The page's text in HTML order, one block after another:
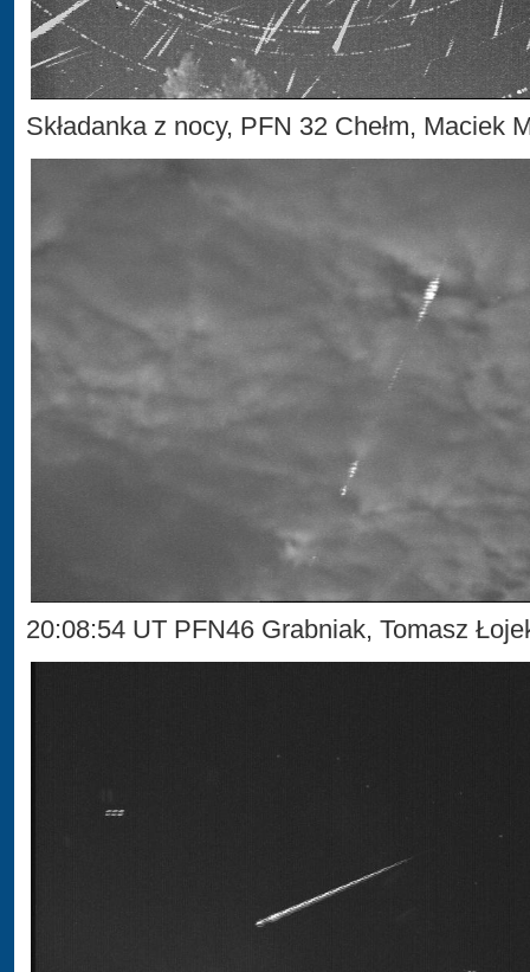
Składanka z nocy, PFN 32 Chełm, Maciek
20:08:54 UT PFN46 Grabniak, Tomasz